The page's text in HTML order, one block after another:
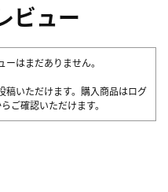
ビュー
はまだありません。
稿いただけます。購入商品はログ
ご確認いただけます。